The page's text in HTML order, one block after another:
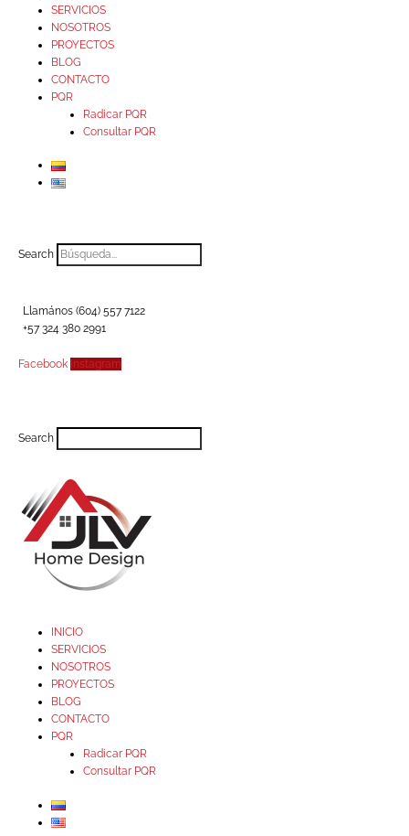
SERVICIOS
NOSOTROS
PROYECTOS
BLOG
CONTACTO
PQR
Radicar PQR
Consultar PQR
Search
Llamános (604) 557 7122
+57 324 380 2991
Facebook Instagram
Search
INICIO
SERVICIOS
NOSOTROS
PROYECTOS
BLOG
CONTACTO
PQR
Radicar PQR
Consultar PQR